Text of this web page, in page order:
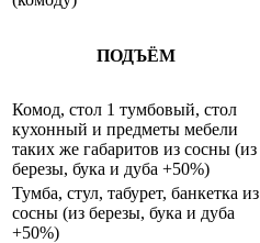
ПОДЪЁМ
Комод, стол 1 тумбовый, стол
кухонный и предметы мебели
таких же габаритов из сосны (из
березы, бука и дуба +50%)
Тумба, стул, табурет, банкетка из
сосны (из березы, бука и дуба
+50%)